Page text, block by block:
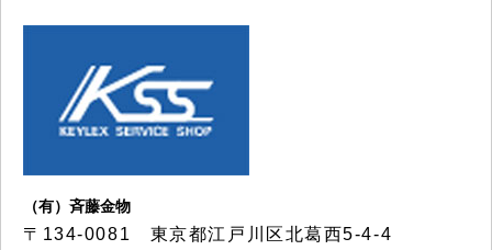
（有）斉藤金物
〒134-0081 東京都江戸川区北葛西5-4-4